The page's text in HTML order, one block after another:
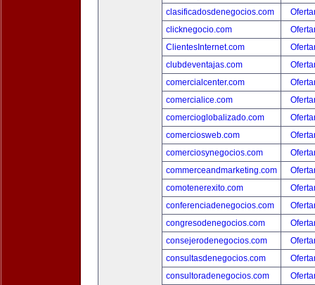
clasificadosdenegocios.com
clicknegocio.com
ClientesInternet.com
clubdeventajas.com
comercialcenter.com
comercialice.com
comercioglobalizado.com
comerciosweb.com
comerciosynegocios.com
commerceandmarketing.com
comotenerexito.com
conferenciadenegocios.com
congresodenegocios.com
consejerodenegocios.com
consultasdenegocios.com
consultoradenegocios.com